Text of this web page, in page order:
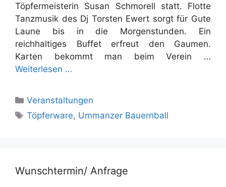
Töpfermeisterin Susan Schmorell statt. Flotte
Tanzmusik des Dj Torsten Ewert sorgt für Gute
Laune bis in die Morgenstunden. Ein
reichhaltiges Buffet erfreut den Gaumen.
Karten bekommt man beim Verein …
Weiterlesen …
Kategorien
Veranstaltungen
Schlagwörter
Töpferware, Ummanzer Bauernball
Wunschtermin/ Anfrage